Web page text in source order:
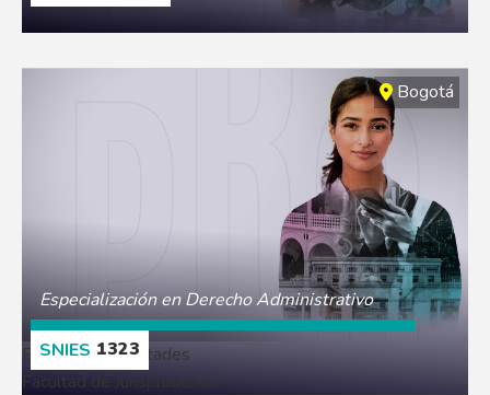
CONOCE MÁS
Escuelas y Facultades
Facultad de Jurisprudencia
Bogotá
Especialización en Derecho Administrativo
1323